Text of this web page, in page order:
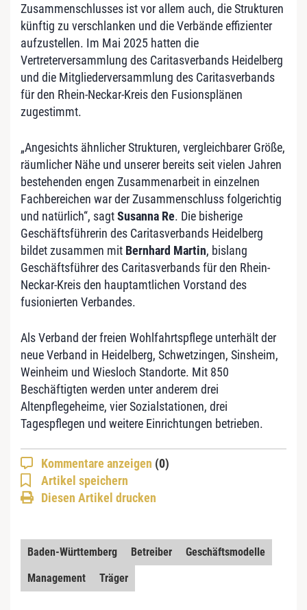
Zusammenschlusses ist vor allem auch, die Strukturen
künftig zu verschlanken und die Verbände effizienter
aufzustellen. Im Mai 2025 hatten die
Vertreterversammlung des Caritasverbands Heidelberg
und die Mitgliederversammlung des Caritasverbands
für den Rhein-Neckar-Kreis den Fusionsplänen
zugestimmt.
„Angesichts ähnlicher Strukturen, vergleichbarer Größe,
räumlicher Nähe und unserer bereits seit vielen Jahren
bestehenden engen Zusammenarbeit in einzelnen
Fachbereichen war der Zusammenschluss folgerichtig
und natürlich“, sagtSusanna Re. Die bisherige
Geschäftsführerin des Caritasverbands Heidelberg
bildet zusammen mit Bernhard Martin, bislang
Geschäftsführer des Caritasverbands für den Rhein-
Neckar-Kreis den hauptamtlichen Vorstand des
fusionierten Verbandes.
Als Verband der freien Wohlfahrtspflege unterhält der
neue Verband in Heidelberg, Schwetzingen, Sinsheim,
Weinheim und Wiesloch Standorte. Mit 850
Beschäftigten werden unter anderem drei
Altenpflegeheime, vier Sozialstationen, drei
Tagespflegen und weitere Einrichtungen betrieben.
Kommentare anzeigen (0)
Artikel speichern
Diesen Artikel drucken
Baden-Württemberg Betreiber
Geschäftsmodelle
Management
Träger